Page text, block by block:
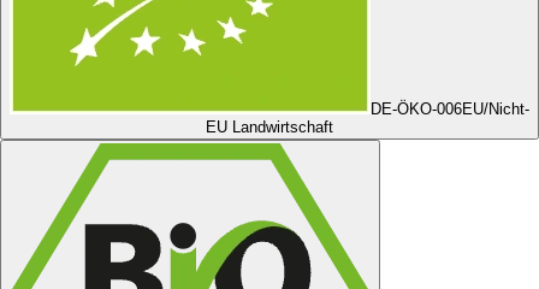
DE-ÖKO-006EU/Nicht-
EU Landwirtschaft